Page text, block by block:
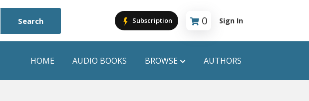
Search Subscription 0
Cart is empty
Sign In
HOME AUDIO BOOKS BROWSE AUTHORS